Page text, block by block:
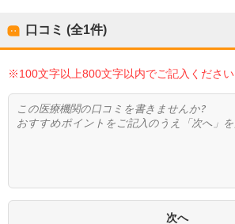
口コミ (全1件)
※100文字以上800文字以内でご記入ください